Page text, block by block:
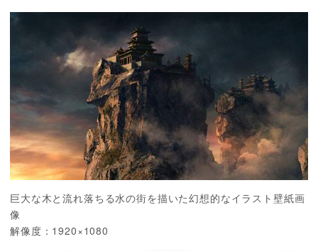
巨大な木と流れ落ちる水の街を描いた幻想的なイラスト壁紙画
像
解像度：1920×1080